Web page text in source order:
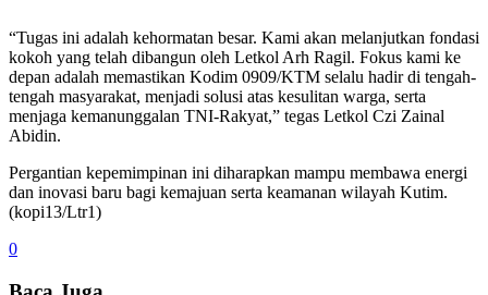
“Tugas ini adalah kehormatan besar. Kami akan melanjutkan fondasi
kokoh yang telah dibangun oleh Letkol Arh Ragil. Fokus kami ke
depan adalah memastikan Kodim 0909/KTM selalu hadir di tengah-
tengah masyarakat, menjadi solusi atas kesulitan warga, serta
menjaga kemanunggalan TNI-Rakyat,” tegas Letkol Czi Zainal
Abidin.
Pergantian kepemimpinan ini diharapkan mampu membawa energi
dan inovasi baru bagi kemajuan serta keamanan wilayah Kutim.
(kopi13/Ltr1)
0